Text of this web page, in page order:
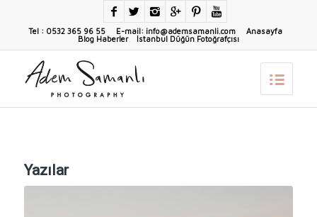
Tel : 0532 365 96 55 E-mail: info@ademsamanli.com Anasayfa
Blog Haberler
İstanbul Düğün Fotoğrafçısı
Yazılar